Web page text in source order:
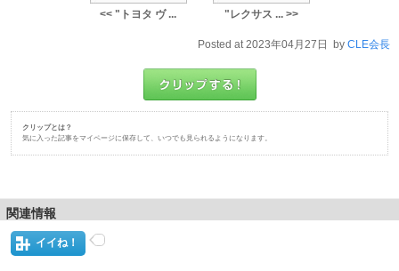
<< "トヨタ ヴ ... "レクサス ... >>
Posted at 2023年04月27日 by CLE会長
クリップとは？
気に入った記事をマイページに保存して、いつでも見られるようになります。
関連情報
イイね！